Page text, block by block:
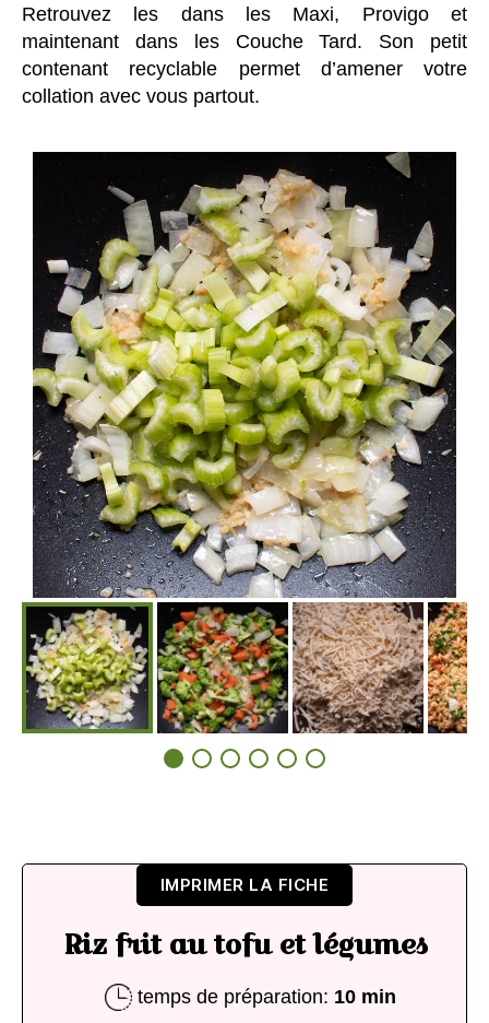
Retrouvez les dans les Maxi, Provigo et
maintenant dans les Couche Tard. Son petit
contenant recyclable permet d’amener votre
collation avec vous partout.
Riz frit au tofu et légumes
IMPRIMER LA FICHE
temps de préparation: 10 min